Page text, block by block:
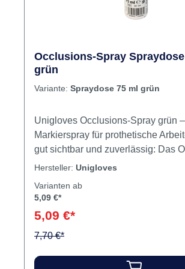
Occlusions-Spray Spraydose
grün
Variante: Spraydose 75 ml grün
Unigloves Occlusions-Spray grün
Markierspray für prothetische Arbeiten
gut sichtbar und zuverlässig: Das
Spray ermöglicht eine exakte
restaurativen Arbeiten. Es wird
aufgetragen und sorgt für eine
feine Farbschicht zur gezielten
Farbpigmentierung für gute
Hersteller: Unigloves
Varianten ab
5,09 €*
5,09 €*
7,70 €*